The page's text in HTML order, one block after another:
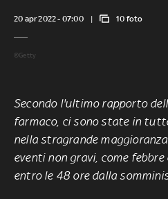
20 apr 2022 - 07:00 10 foto
©Getty
Secondo l'ultimo rapporto
farmaco, ci sono state in
nella stragrande
eventi non gravi, come
entro le 48 ore dalla